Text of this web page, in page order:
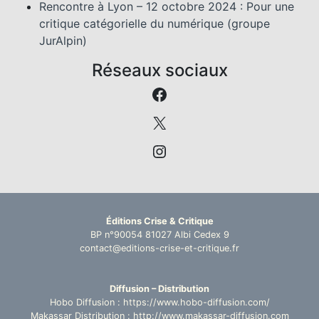
Rencontre à Lyon – 12 octobre 2024 : Pour une
critique catégorielle du numérique (groupe
JurAlpin)
Réseaux sociaux
Facebook
https://twitter.com/
https://
Éditions Crise & Critique
BP n°90054 81027 Albi Cedex 9
contact@editions-crise-et-critique.fr
Diffusion – Distribution
Hobo Diffusion : https://www.hobo-diffusion.com/
Makassar Distribution : http://www.makassar-diffusion.com